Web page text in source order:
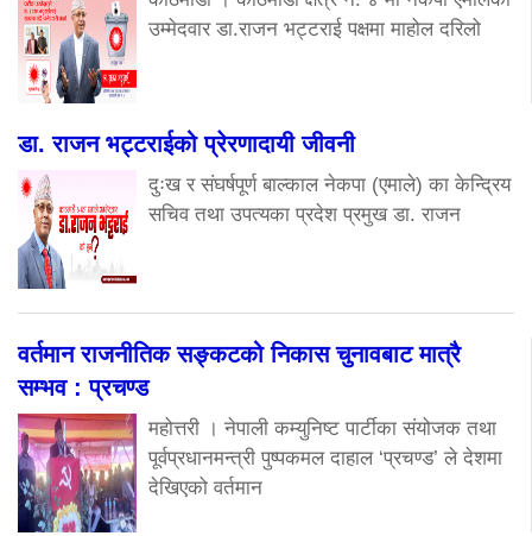
उम्मेदवार डा.राजन भट्टराई पक्षमा माहोल दरिलो
डा. राजन भट्टराईको प्रेरणादायी जीवनी
दुःख र संघर्षपूर्ण बाल्काल नेकपा (एमाले) का केन्द्रिय
सचिव तथा उपत्यका प्रदेश प्रमुख डा. राजन
वर्तमान राजनीतिक सङ्कटको निकास चुनावबाट मात्रै
सम्भव : प्रचण्ड
महोत्तरी । नेपाली कम्युनिष्ट पार्टीका संयोजक तथा
पूर्वप्रधानमन्त्री पुष्पकमल दाहाल ‘प्रचण्ड’ ले देशमा
देखिएको वर्तमान